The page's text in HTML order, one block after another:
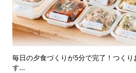
毎日の夕食づくりが5分で完了！つく
す...